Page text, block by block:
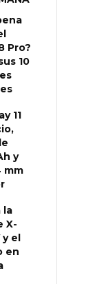
Pro?
10
11
y
mm
la
X-
y el
en